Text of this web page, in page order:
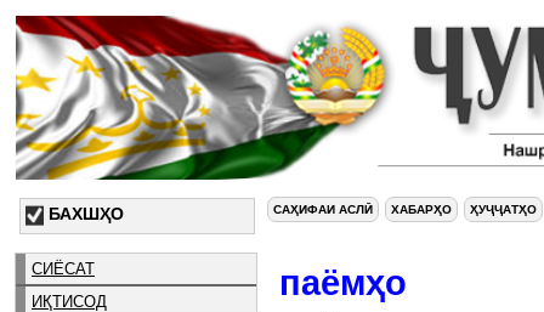
БАХШҲО
СИЁСАТ
ИҚТИСОД
САҲИФАИ АСЛӢ ХАБАРҲО ҲУҶҶАТҲО
паёмҳо